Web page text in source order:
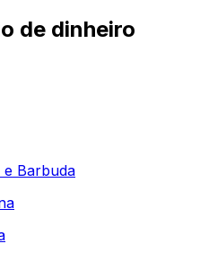
de dinheiro
e Barbuda